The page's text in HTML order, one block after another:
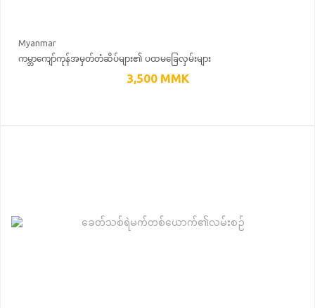
Myanmar
ကမ္ဘာကျော်ကုန်အမှတ်တံဆိပ်များ၏ ပထမခြေလှမ်းများ
3,500 MMK